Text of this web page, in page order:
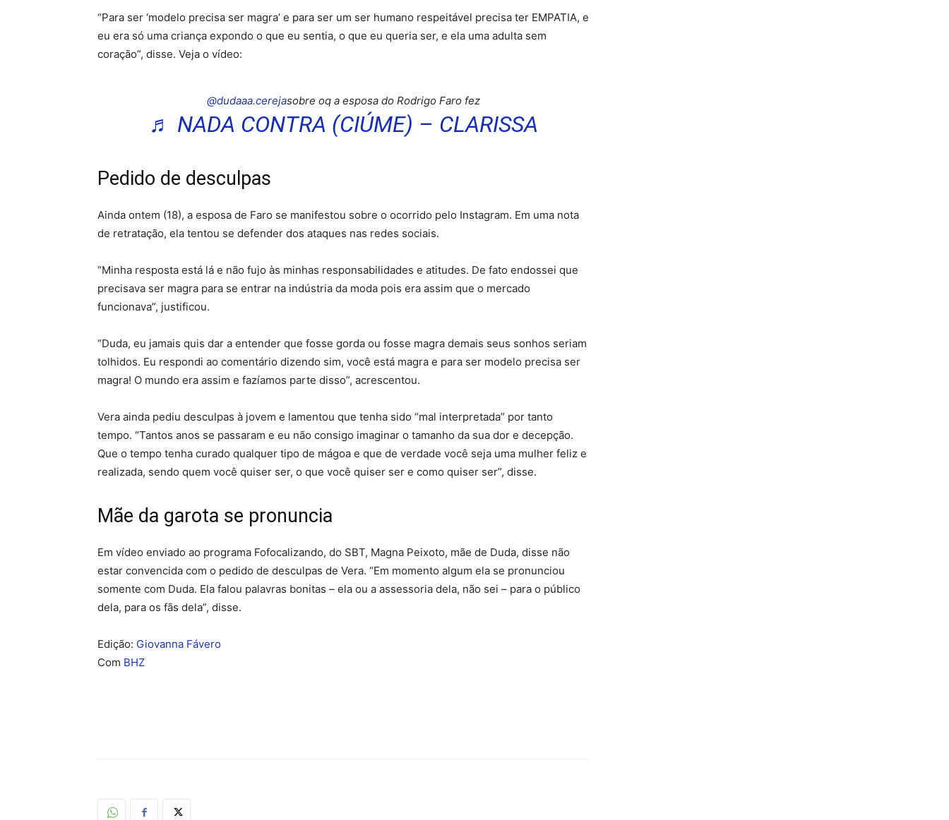
“Para ser ‘modelo precisa ser magra’ e para ser um ser humano respeitável precisa ter EMPATIA, e
eu era só uma criança expondo o que eu sentia, o que eu queria ser, e ela uma adulta sem
coração”, disse. Veja o vídeo:
@dudaaa.cerejasobre oq a esposa do Rodrigo Faro fez
♬ NADA CONTRA (CIÚME) – CLARISSA
Pedido de desculpas
Ainda ontem (18), a esposa de Faro se manifestou sobre o ocorrido pelo Instagram. Em uma nota
de retratação, ela tentou se defender dos ataques nas redes sociais.
“Minha resposta está lá e não fujo às minhas responsabilidades e atitudes. De fato endossei que
precisava ser magra para se entrar na indústria da moda pois era assim que o mercado
funcionava”, justificou.
“Duda, eu jamais quis dar a entender que fosse gorda ou fosse magra demais seus sonhos seriam
tolhidos. Eu respondi ao comentário dizendo sim, você está magra e para ser modelo precisa ser
magra! O mundo era assim e fazíamos parte disso”, acrescentou.
Vera ainda pediu desculpas à jovem e lamentou que tenha sido “mal interpretada” por tanto
tempo. “Tantos anos se passaram e eu não consigo imaginar o tamanho da sua dor e decepção.
Que o tempo tenha curado qualquer tipo de mágoa e que de verdade você seja uma mulher feliz e
realizada, sendo quem você quiser ser, o que você quiser ser e como quiser ser”, disse.
Mãe da garota se pronuncia
Em vídeo enviado ao programa Fofocalizando, do SBT, Magna Peixoto, mãe de Duda, disse não
estar convencida com o pedido de desculpas de Vera. “Em momento algum ela se pronunciou
somente com Duda. Ela falou palavras bonitas – ela ou a assessoria dela, não sei – para o público
dela, para os fãs dela”, disse.
Edição: Giovanna Fávero
Com BHZ